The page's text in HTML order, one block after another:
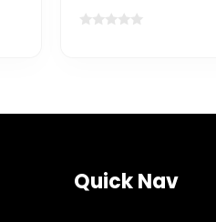
Quick Nav